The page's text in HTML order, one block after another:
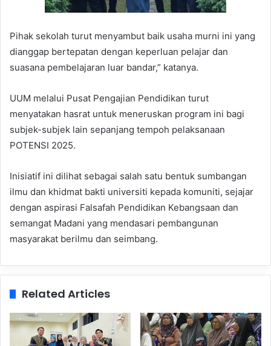
Pihak sekolah turut menyambut baik usaha murni ini yang
dianggap bertepatan dengan keperluan pelajar dan
suasana pembelajaran luar bandar,” katanya.
UUM melalui Pusat Pengajian Pendidikan turut
menyatakan hasrat untuk meneruskan program ini bagi
subjek-subjek lain sepanjang tempoh pelaksanaan
POTENSI 2025.
Inisiatif ini dilihat sebagai salah satu bentuk sumbangan
ilmu dan khidmat bakti universiti kepada komuniti, sejajar
dengan aspirasi Falsafah Pendidikan Kebangsaan dan
semangat Madani yang mendasari pembangunan
masyarakat berilmu dan seimbang.
Related Articles